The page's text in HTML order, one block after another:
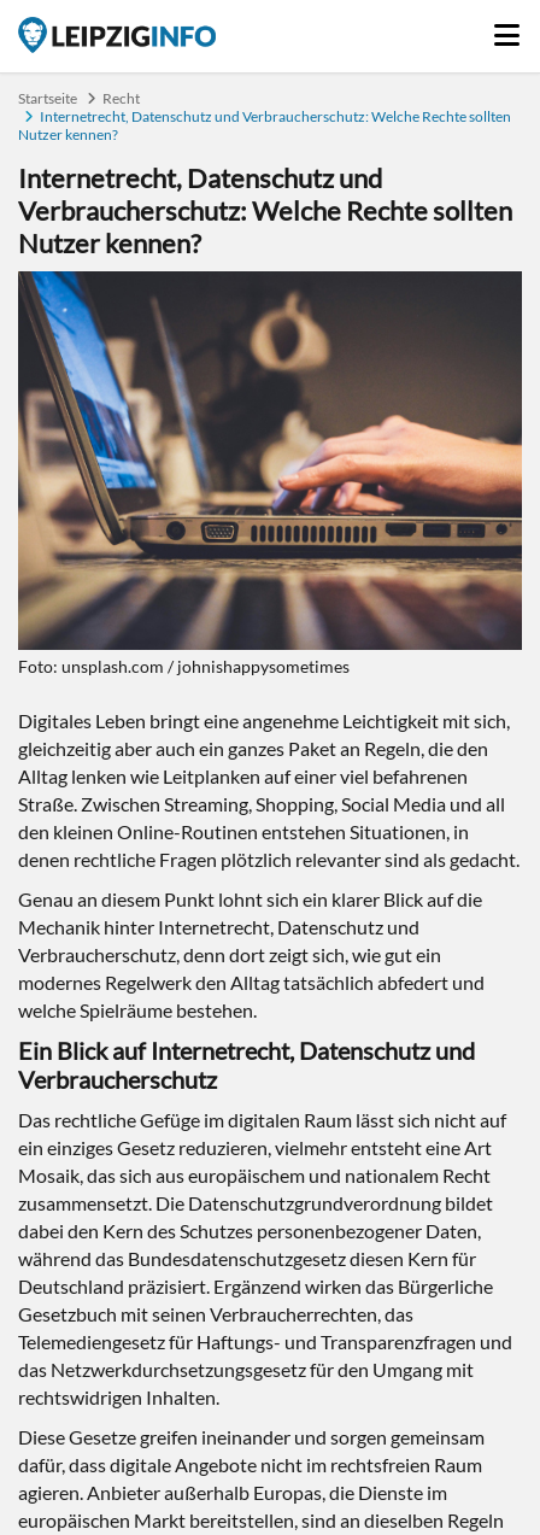
Startseite
Recht
Internetrecht, Datenschutz und Verbraucherschutz: Welche Rechte sollten
Nutzer kennen?
Internetrecht, Datenschutz und
Verbraucherschutz: Welche Rechte sollten
Nutzer kennen?
Foto: unsplash.com / johnishappysometimes
Digitales Leben bringt eine angenehme Leichtigkeit mit sich,
gleichzeitig aber auch ein ganzes Paket an Regeln, die den
Alltag lenken wie Leitplanken auf einer viel befahrenen
Straße. Zwischen Streaming, Shopping, Social Media und all
den kleinen Online-Routinen entstehen Situationen, in
denen rechtliche Fragen plötzlich relevanter sind als gedacht.
Genau an diesem Punkt lohnt sich ein klarer Blick auf die
Mechanik hinter Internetrecht, Datenschutz und
Verbraucherschutz, denn dort zeigt sich, wie gut ein
modernes Regelwerk den Alltag tatsächlich abfedert und
welche Spielräume bestehen.
Ein Blick auf Internetrecht, Datenschutz und
Verbraucherschutz
Das rechtliche Gefüge im digitalen Raum lässt sich nicht auf
ein einziges Gesetz reduzieren, vielmehr entsteht eine Art
Mosaik, das sich aus europäischem und nationalem Recht
zusammensetzt. Die Datenschutzgrundverordnung bildet
dabei den Kern des Schutzes personenbezogener Daten,
während das Bundesdatenschutzgesetz diesen Kern für
Deutschland präzisiert. Ergänzend wirken das Bürgerliche
Gesetzbuch mit seinen Verbraucherrechten, das
Telemediengesetz für Haftungs- und Transparenzfragen und
das Netzwerkdurchsetzungsgesetz für den Umgang mit
rechtswidrigen Inhalten.
Diese Gesetze greifen ineinander und sorgen gemeinsam
dafür, dass digitale Angebote nicht im rechtsfreien Raum
agieren. Anbieter außerhalb Europas, die Dienste im
europäischen Markt bereitstellen, sind an dieselben Regeln